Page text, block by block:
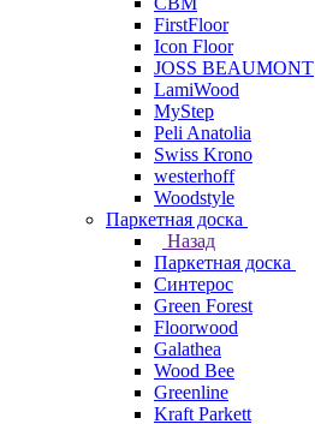
FirstFloor
Icon Floor
JOSS BEAUMONT
LamiWood
MyStep
Peli Anatolia
Swiss Krono
westerhoff
Woodstyle
Паркетная доска
Назад
Паркетная доска
Синтерос
Green Forest
Floorwood
Galathea
Wood Bee
Greenline
Kraft Parkett